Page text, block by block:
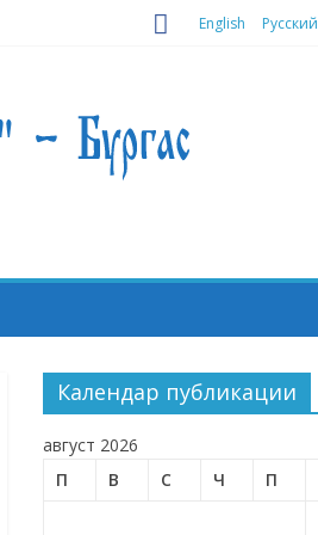
English Русский
Календар публикации
август 2026
П
В С Ч П